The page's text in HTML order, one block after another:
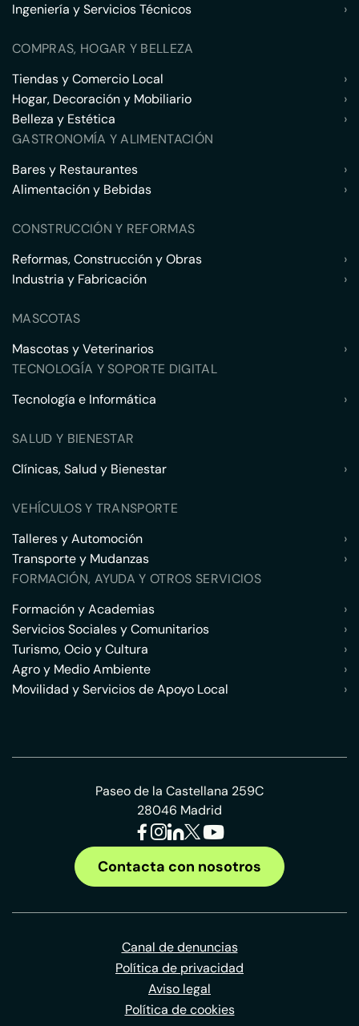
Ingeniería y Servicios Técnicos
›
COMPRAS, HOGAR Y BELLEZA
Tiendas y Comercio Local
›
Hogar, Decoración y Mobiliario
›
Belleza y Estética
›
GASTRONOMÍA Y ALIMENTACIÓN
Bares y Restaurantes
›
Alimentación y Bebidas
›
CONSTRUCCIÓN Y REFORMAS
Reformas, Construcción y Obras
›
Industria y Fabricación
›
MASCOTAS
Mascotas y Veterinarios
›
TECNOLOGÍA Y SOPORTE DIGITAL
Tecnología e Informática
›
SALUD Y BIENESTAR
Clínicas, Salud y Bienestar
›
VEHÍCULOS Y TRANSPORTE
Talleres y Automoción
›
Transporte y Mudanzas
›
FORMACIÓN, AYUDA Y OTROS SERVICIOS
Formación y Academias
›
Servicios Sociales y Comunitarios
›
Turismo, Ocio y Cultura
›
Agro y Medio Ambiente
›
Movilidad y Servicios de Apoyo Local
›
Paseo de la Castellana 259C
28046 Madrid
Contacta con nosotros
Canal de denuncias
Política de privacidad
Aviso legal
Política de cookies